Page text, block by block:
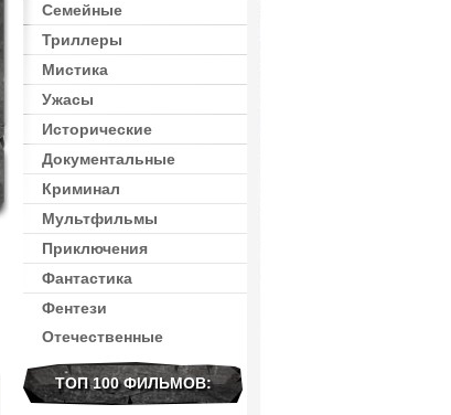
Семейные
Триллеры
Мистика
Ужасы
Исторические
Документальные
Криминал
Мультфильмы
Приключения
Фантастика
Фентези
Отечественные
ТОП 100 ФИЛЬМОВ: